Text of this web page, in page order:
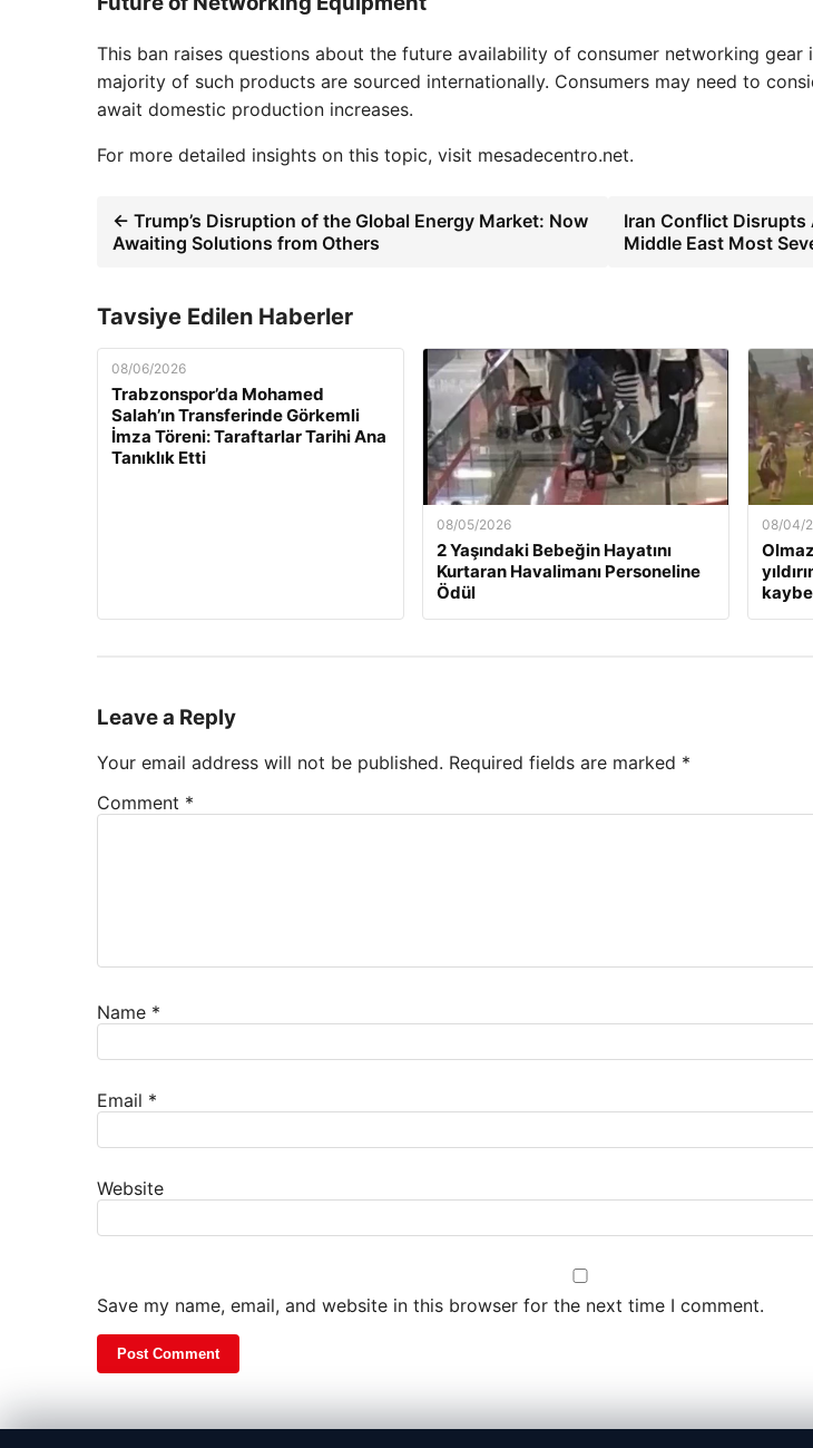
This ban raises questions about the future availability of consumer networking gear
majority of such products are sourced internationally. Consumers may need to
await domestic production increases.
For more detailed insights on this topic, visit mesadecentro.net.
← Trump’s Disruption of the Global Energy Market: Now
Awaiting Solutions from Others
Iran Conflict Disrupts
Middle East Most
Tavsiye Edilen Haberler
08/06/2026
Trabzonspor’da Mohamed
Salah’ın Transferinde Görkemli
İmza Töreni: Taraftarlar Tarihi Ana
Tanıklık Etti
08/05/2026
2 Yaşındaki Bebeğin Hayatını
Kurtaran Havalimanı Personeline
Ödül
08/04/
Leave a Reply
Your email address will not be published. Required fields are marked *
Comment *
Name *
Email *
Website
Save my name, email, and website in this browser for the next time I comment.